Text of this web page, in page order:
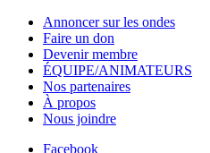
Annoncer sur les ondes
Faire un don
Devenir membre
ÉQUIPE/ANIMATEURS
Nos partenaires
À propos
Nous joindre
Facebook